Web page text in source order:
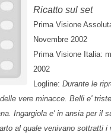
Ricatto sul set
Prima Visione
Novembre 2002
Prima Visione Italia:
2002
Logline: Durante le
vere minacce. Belli e'
Ingargiola e' in ansia per il
al quale venivano sottratti i